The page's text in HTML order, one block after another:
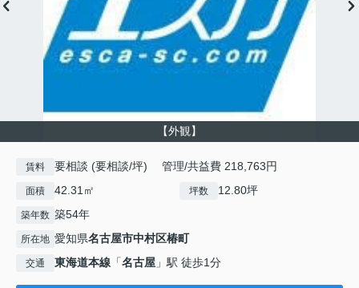
【外観】
賃料 要相談 (要相談/坪) 管理/共益費 218,763円
面積 42.31㎡ 坪数 12.80坪
築年数 築54年
所在地 愛知県名古屋市中村区椿町
交通 東海道本線 「名古屋 」駅 徒歩1分